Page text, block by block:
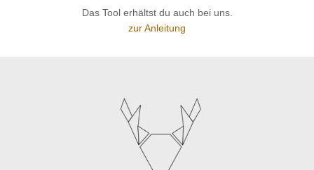
Das Tool erhältst du auch bei uns.
zur Anleitung